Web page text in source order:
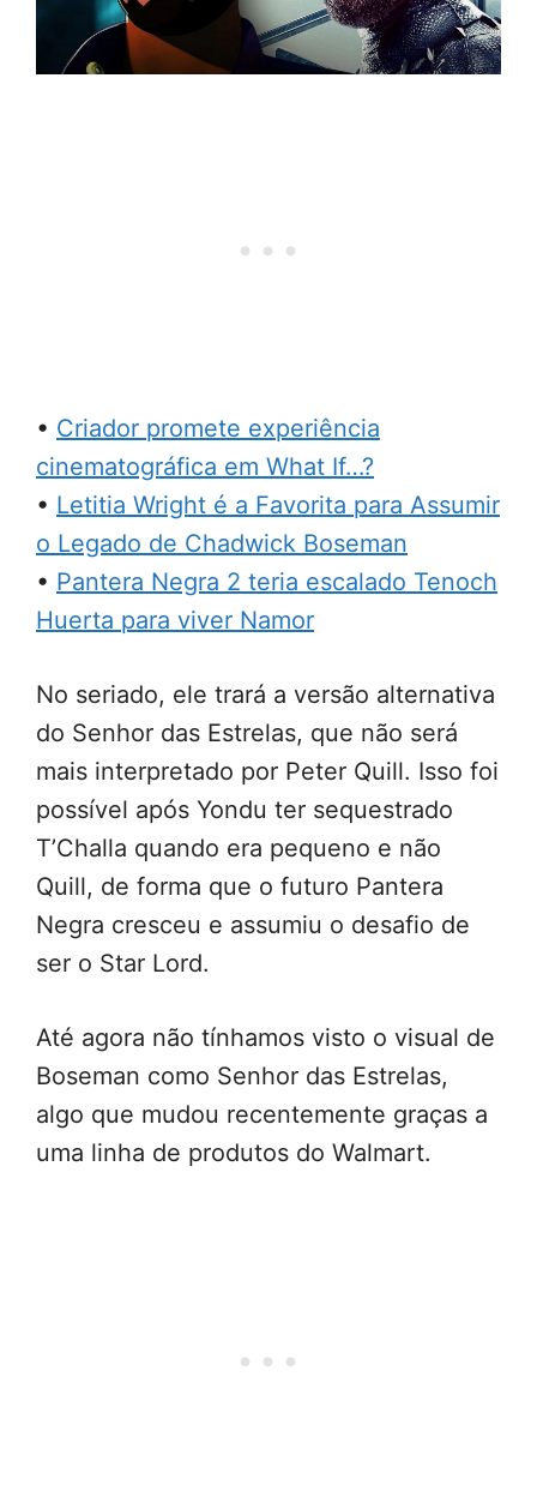
• Criador promete experiência
cinematográfica em What If…?
• Letitia Wright é a Favorita para Assumir
o Legado de Chadwick Boseman
• Pantera Negra 2 teria escalado Tenoch
Huerta para viver Namor
No seriado, ele trará a versão alternativa
do Senhor das Estrelas, que não será
mais interpretado por Peter Quill. Isso foi
possível após Yondu ter sequestrado
T’Challa quando era pequeno e não
Quill, de forma que o futuro Pantera
Negra cresceu e assumiu o desafio de
ser o Star Lord.
Até agora não tínhamos visto o visual de
Boseman como Senhor das Estrelas,
algo que mudou recentemente graças a
uma linha de produtos do Walmart.